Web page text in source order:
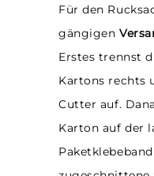
Für den
gängigen
Erstes trennst
Kartons rechts
Cutter auf.
Karton auf der